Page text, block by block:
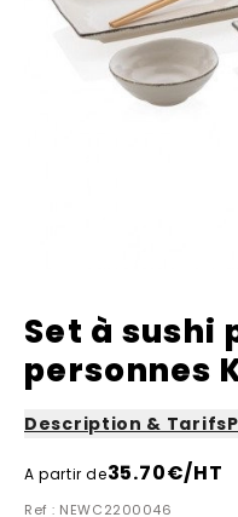
Set à sushi
personnes
Description & Tarifs
A partir de35.70€/HT
Ref : NEWC2200046